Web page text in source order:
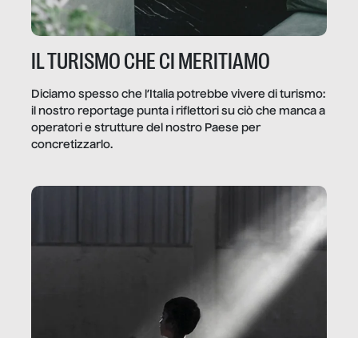
IL TURISMO CHE CI MERITIAMO
Diciamo spesso che l’Italia potrebbe vivere di turismo:
il nostro reportage punta i riflettori su ciò che manca a
operatori e strutture del nostro Paese per
concretizzarlo.